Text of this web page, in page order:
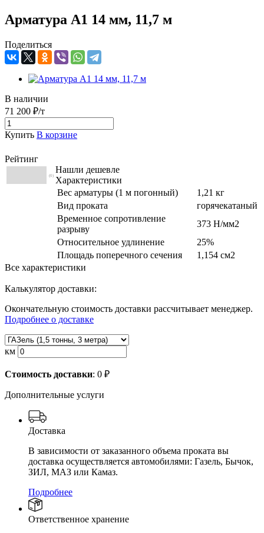
Арматура А1 14 мм, 11,7 м
Поделиться
В наличии
71 200 ₽/т
Купить В корзине
Рейтинг
(0)
Нашли дешевле
Характеристики
Вес арматуры (1 м погонный)
1,21 кг
Вид проката
горячекатаный
Временное сопротивление
разрыву
373 Н/мм2
Относительное удлинение
25%
Площадь поперечного сечения
1,154 см2
Все характеристики
Калькулятор доставки:
Окончательную стоимость доставки рассчитывает менеджер.
Подробнее о доставке
км
Стоимость доставки: 0 ₽
Дополнительные услуги
Доставка
В зависимости от заказанного объема проката вы
доставка осуществляется автомобилями: Газель, Бычок,
ЗИЛ, МАЗ или Камаз.
Подробнее
Ответственное хранение